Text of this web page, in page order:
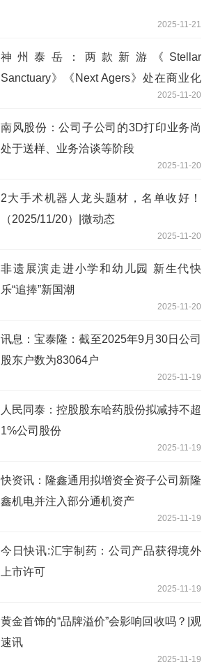
2025-11-21
神州泰岳：两款新游《Stellar
Sanctuary》《Next Agers》处在商业化
2025-11-20
南风股份：公司子公司的3D打印业务尚
处于送样、业务洽谈等阶段
2025-11-20
2大手术机器人龙头题材，名单收好！
（2025/11/20）|微动态
2025-11-20
非遗展演走进小学和幼儿园 新生代快
乐“追捧”新国潮
2025-11-20
讯息：宝泰隆：截至2025年9月30日公司
股东户数为83064户
2025-11-19
人民同泰：控股股东哈药股份拟减持不超
1%公司股份
2025-11-19
快资讯：隆鑫通用拟增资全资子公司新隆
鑫机电并注入部分通机资产
2025-11-19
今日快讯:汇宇制药：公司产品获得境外
上市许可
2025-11-19
黄金首饰的“品牌溢价”会影响回收吗？|观
速讯
2025-11-19